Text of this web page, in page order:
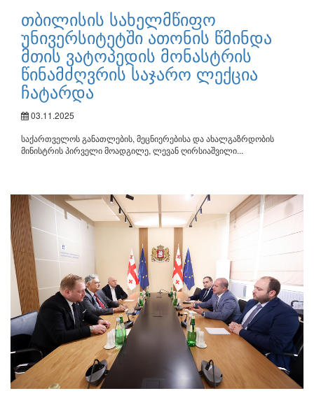
თბილისის სახელმწიფო
უნივერსიტეტში ათონის წმინდა
მთის ვატოპედის მონასტრის
წინამძღვრის საჯარო ლექცია
ჩატარდა
03.11.2025
საქართველოს განათლების, მეცნიერებისა და ახალგაზრდობის
მინისტრის პირველი მოადგილე, ლევან ღირსიაშვილი...